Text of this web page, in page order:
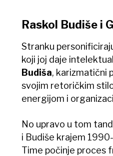
Raskol Budiše i
Stranku
koji joj daje
Budiša, karizmatični
svojim retoričkim
energijom i
No upravo u tom
i Budiše krajem
Time počinje proces